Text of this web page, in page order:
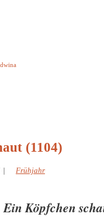
(1104)
| Frühjahr
Ein Köpfchen